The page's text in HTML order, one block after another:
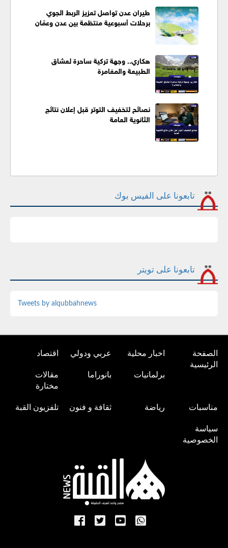
طيران عدن تواصل تعزيز الربط الجوي
برحلات أسبوعية منتظمة بين عدن وعمّان
هكاري.. وجهة تركية ساحرة لعشاق
الطبيعة والمغامرة
نصائح لتخفيف التوتر قبل إعلان نتائج
الثانوية العامة
تابعونا على الفيس بوك
تابعونا على تويتر
Tweets by alqubbahnews
الصفحة
الرئيسية
اخبار محلية عربي ودولي اقتصاد
برلمانيات بانوراما
مقالات
مختارة
مناسبات رياضة ثقافة و فنون تلفزيون القبة
سياسة
الخصوصية